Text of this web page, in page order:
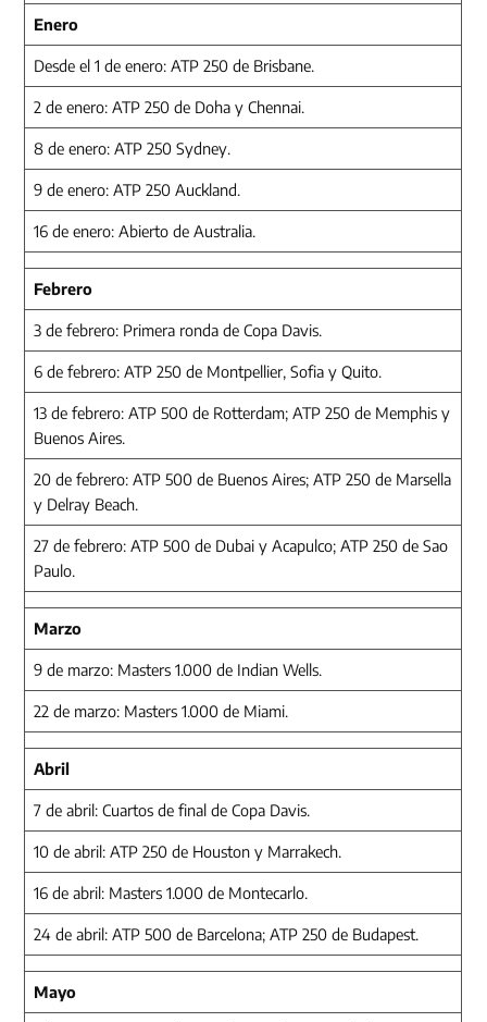
Enero
Desde el 1 de enero: ATP 250 de Brisbane.
2 de enero: ATP 250 de Doha y Chennai.
8 de enero: ATP 250 Sydney.
9 de enero: ATP 250 Auckland.
16 de enero: Abierto de Australia.
Febrero
3 de febrero: Primera ronda de Copa Davis.
6 de febrero: ATP 250 de Montpellier, Sofia y Quito.
13 de febrero: ATP 500 de Rotterdam; ATP 250 de Memphis y
Buenos Aires.
20 de febrero: ATP 500 de Buenos Aires; ATP 250 de Marsella
y Delray Beach.
27 de febrero: ATP 500 de Dubai y Acapulco; ATP 250 de Sao
Paulo.
Marzo
9 de marzo: Masters 1.000 de Indian Wells.
22 de marzo: Masters 1.000 de Miami.
Abril
7 de abril: Cuartos de final de Copa Davis.
10 de abril: ATP 250 de Houston y Marrakech.
16 de abril: Masters 1.000 de Montecarlo.
24 de abril: ATP 500 de Barcelona; ATP 250 de Budapest.
Mayo